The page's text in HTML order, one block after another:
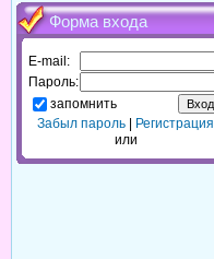
Форма входа
E-mail:
Пароль:
запомнить
Забыл пароль
Регистрация
или